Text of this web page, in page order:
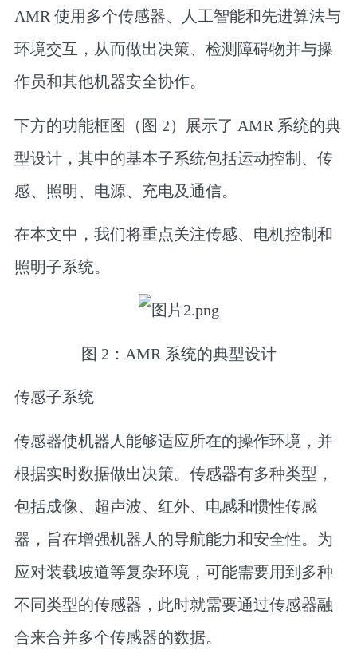
AMR 使用多个传感器、人工智能和先进算法与
环境交互，从而做出决策、检测障碍物并与操
作员和其他机器安全协作。
下方的功能框图（图 2）展示了 AMR 系统的典
型设计，其中的基本子系统包括运动控制、传
感、照明、电源、充电及通信。
在本文中，我们将重点关注传感、电机控制和
照明子系统。
图 2：AMR 系统的典型设计
传感子系统
传感器使机器人能够适应所在的操作环境，并
根据实时数据做出决策。传感器有多种类型，
包括成像、超声波、红外、电感和惯性传感
器，旨在增强机器人的导航能力和安全性。为
应对装载坡道等复杂环境，可能需要用到多种
不同类型的传感器，此时就需要通过传感器融
合来合并多个传感器的数据。